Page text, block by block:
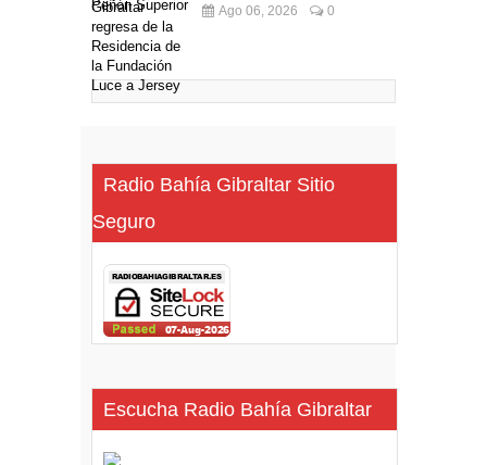
Ago 06, 2026 0
Radio Bahía Gibraltar Sitio
Seguro
Escucha Radio Bahía Gibraltar